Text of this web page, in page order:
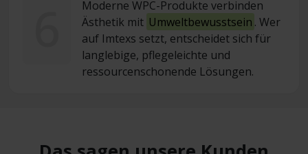
Moderne WPC-Produkte verbinden
Ästhetik mit Umweltbewusstsein . Wer
auf Imtexs setzt, entscheidet sich für
langlebige, pflegeleichte und
ressourcenschonende Lösungen.